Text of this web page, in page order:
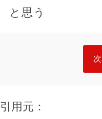
と思う
引用元：